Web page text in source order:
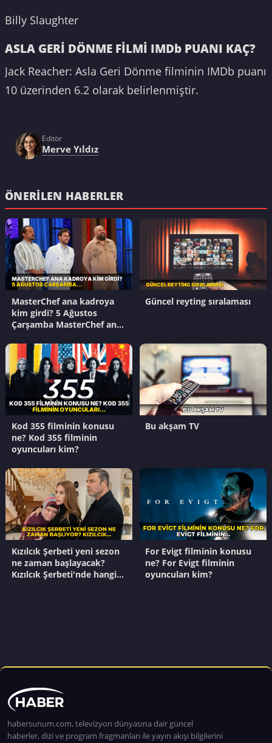
Billy Slaughter
ASLA GERİ DÖNME FİLMİ IMDb PUANI KAÇ?
Jack Reacher: Asla Geri Dönme filminin IMDb puanı
10 üzerinden 6.2 olarak belirlenmiştir.
Editör
Merve Yıldız
ÖNERILEN HABERLER
MasterChef ana kadroya
kim girdi? 5 Ağustos
Çarşamba MasterChef ana
yarışmacı kim oldu?
Güncel reyting sıralaması
Kod 355 filminin konusu
ne? Kod 355 filminin
oyuncuları kim?
Bu akşam TV
Kızılcık Şerbeti yeni sezon
ne zaman başlayacak?
Kızılcık Şerbeti'nde hangi
For Evigt filminin konusu
ne? For Evigt filminin
oyuncuları kim?
habersunum.com, televizyon dünyasına dair güncel
haberler, dizi ve program fragmanları ile yayın akışı bilgilerini